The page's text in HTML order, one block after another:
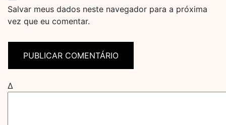
Salvar meus dados neste navegador para a próxima
vez que eu comentar.
Δ